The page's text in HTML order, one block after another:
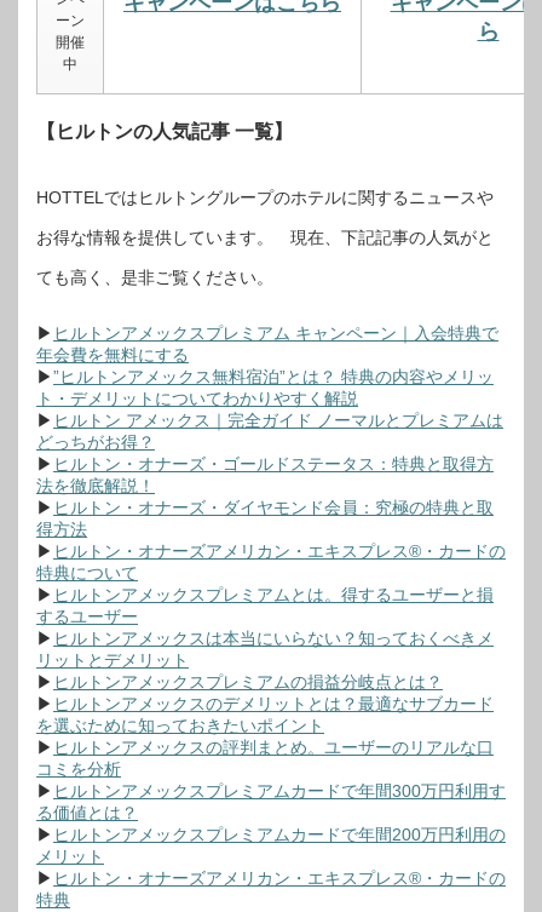
ーン
開催
中
ら
【ヒルトンの人気記事 一覧】
HOTTELではヒルトングループのホテルに関するニュースや
お得な情報を提供しています。 現在、下記記事の人気がと
ても高く、是非ご覧ください。
▶ ヒルトンアメックスプレミアム キャンペーン｜入会特典で
年会費を無料にする
▶”ヒルトンアメックス無料宿泊”とは？ 特典の内容やメリッ
ト・デメリットについてわかりやすく解説
▶ ヒルトン アメックス｜完全ガイド ノーマルとプレミアムは
どっちがお得？
▶ ヒルトン・オナーズ・ゴールドステータス：特典と取得方
法を徹底解説！
▶ ヒルトン・オナーズ・ダイヤモンド会員：究極の特典と取
得方法
▶ ヒルトン・オナーズアメリカン・エキスプレス®・カードの
特典について
▶ ヒルトンアメックスプレミアムとは。得するユーザーと損
するユーザー
▶ ヒルトンアメックスは本当にいらない？知っておくべきメ
リットとデメリット
▶ ヒルトンアメックスプレミアムの損益分岐点とは？
▶ ヒルトンアメックスのデメリットとは？最適なサブカード
を選ぶために知っておきたいポイント
▶ ヒルトンアメックスの評判まとめ。ユーザーのリアルな口
コミを分析
▶ ヒルトンアメックスプレミアムカードで年間300万円利用す
る価値とは？
▶ ヒルトンアメックスプレミアムカードで年間200万円利用の
メリット
▶ ヒルトン・オナーズアメリカン・エキスプレス®・カードの
特典